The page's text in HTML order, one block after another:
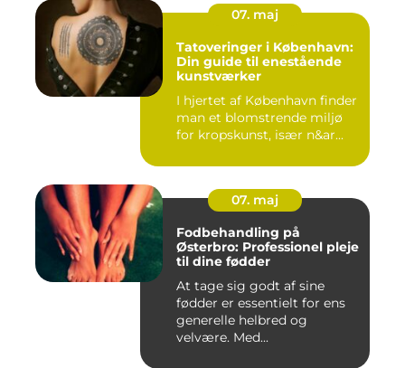
07. maj
Tatoveringer i København:
Din guide til enestående
kunstværker
I hjertet af København finder
man et blomstrende miljø
for kropskunst, især n&ar...
07. maj
Fodbehandling på
Østerbro: Professionel pleje
til dine fødder
At tage sig godt af sine
fødder er essentielt for ens
generelle helbred og
velvære. Med...